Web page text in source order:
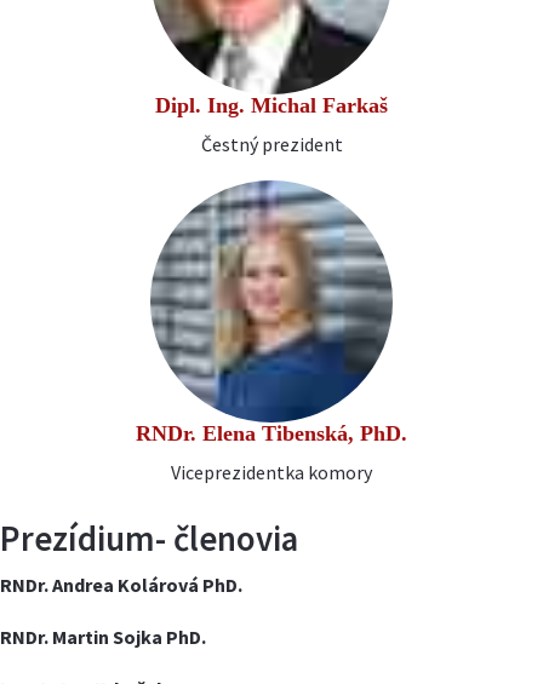
Dipl. Ing. Michal Farkaš
Čestný prezident
RNDr. Elena Tibenská, PhD.
Viceprezidentka komory
Prezídium- členovia
RNDr. Andrea Kolárová PhD.
RNDr. Martin Sojka PhD.